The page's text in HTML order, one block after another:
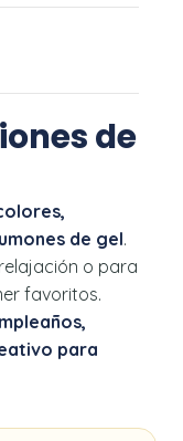
de
de gel.
o para
favoritos.
para